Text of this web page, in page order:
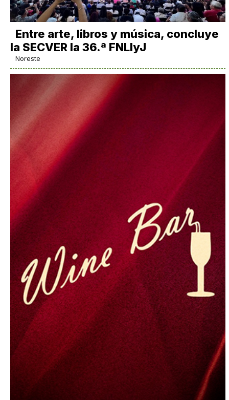
Entre arte, libros y música, concluye
la SECVER la 36.ª FNLIyJ
Noreste